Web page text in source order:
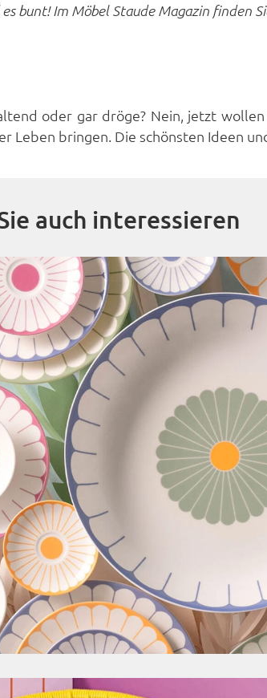
bunt! Im Möbel Staude Magazin finden
oder gar dröge? Nein, jetzt
Leben bringen. Die schönsten Ideen
auch interessieren